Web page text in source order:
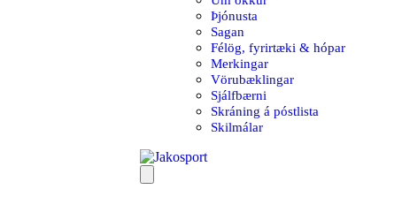
Þjónusta
Sagan
Félög, fyrirtæki & hópar
Merkingar
Vörubæklingar
Sjálfbærni
Skráning á póstlista
Skilmálar